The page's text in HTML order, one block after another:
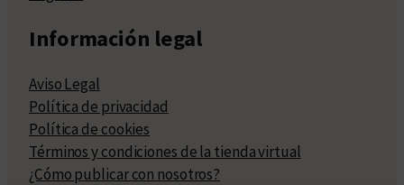
Información legal
Aviso Legal
Política de privacidad
Política de cookies
Términos y condiciones de la tienda virtual
¿Cómo publicar con nosotros?